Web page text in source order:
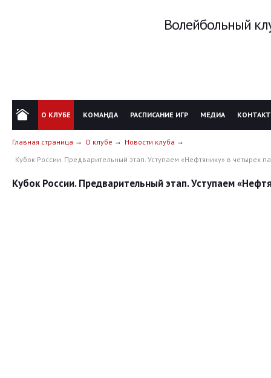
Волейбольный
О КЛУБЕ КОМАНДА РАСПИСАНИЕ ИГР МЕДИА
Главная страница О клубе
Новости клуба
Кубок России. Предварительный этап. Уступаем «Нефтянику» в четырех
Кубок России. Предварительный этап. Уступаем